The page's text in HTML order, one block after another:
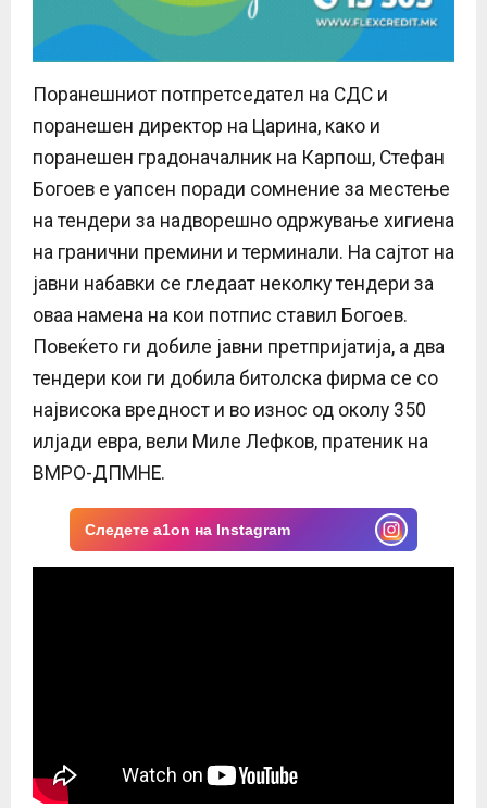
Поранешниот потпретседател на СДС и
поранешен директор на Царина, како и
поранешен градоначалник на Карпош, Стефан
Богоев е уапсен поради сомнение за местење
на тендери за надворешно одржување хигиена
на гранични премини и терминали. На сајтот на
јавни набавки се гледаат неколку тендери за
оваа намена на кои потпис ставил Богоев.
Повеќето ги добиле јавни претпријатија, а два
тендери кои ги добила битолска фирма се со
највисока вредност и во износ од околу 350
илјади евра, вели Миле Лефков, пратеник на
ВМРО-ДПМНЕ.
Следете a1on на Instagram